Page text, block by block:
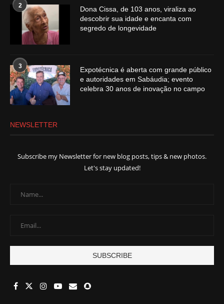
2
Dona Cissa, de 103 anos, viraliza ao
descobrir sua idade e encanta com
segredo de longevidade
3
Expotécnica é aberta com grande público
e autoridades em Sabáudia; evento
celebra 30 anos de inovação no campo
NEWSLETTER
Subscribe my Newsletter for new blog posts, tips & new photos.
Let's stay updated!